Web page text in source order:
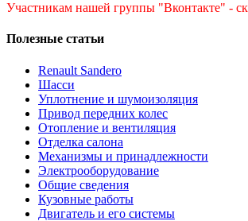
Участникам нашей группы "Вконтакте" -
Полезные статьи
Renault Sandero
Шасси
Уплотнение и шумоизоляция
Привод передних колес
Отопление и вентиляция
Отделка салона
Механизмы и принадлежности
Электрооборудование
Общие сведения
Кузовные работы
Двигатель и его системы